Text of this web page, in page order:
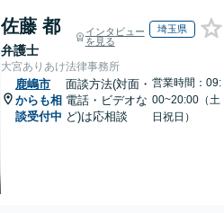
佐藤 都
弁護士
インタビュー
を見る
埼玉県
大宮ありあけ法律事務所
鹿嶋市
からも相
談受付中
面談方法(対面・
電話・ビデオな
ど)は応相談
営業時間：09:
00~20:00（土
日祝日）